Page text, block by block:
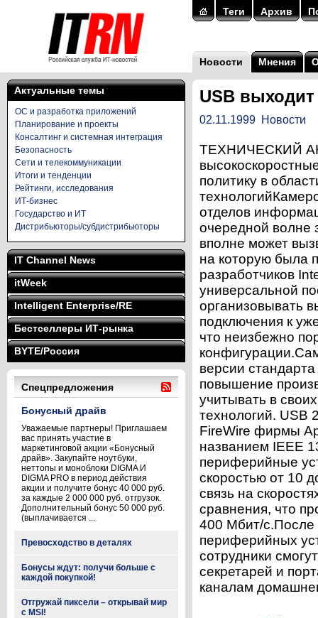
Теги Архив
Новости Мнения
Актуальные темы
ОС и разработка приложений
Планирование и проекты
Консалтинг и системная интеграция
Безопасность
Сети и телекоммуникации
Итоги и тенденции
Рейтинги, исследования
ИТ-бизнес
Государство и ИТ
Дистрибьюторы/субдистрибьюторы
IT Channel News
itWeek
Intelligent Enterprise/RE
Бестселлеры ИТ-рынка
BYTE/Россия
Спецпредложения
Бонусный драйв
Уважаемые партнеры! Приглашаем
вас принять участие в
маркетинговой акции «Бонусный
драйв». Закупайте ноутбуки,
неттопы и моноблоки DIGMA И
DIGMA PRO в период действия
акции и получите бонус 40 000 руб.
за каждые 2 000 000 руб. отгрузок.
Дополнительный бонус 50 000 руб.
(выплачивается ...
Превосходство в деталях
Бонусы ждут: получи больше с
каждой покупкой!
Отгружай пиксели – открывай мир
с MSI!
USB
02.11.1999 Новости
ТЕХНИЧЕСКИЙ
политику в
отделов
очередной волне
вполне может
на которую была
разработчиков
универсальной
организовывать
подключения к
что неизбежно
версии
повышение
учитывать в
технологий. USB
FireWire фирмы
названием IEEE
периферийные
скоростью от 10
связь на
сравнения, что
400 Мбит/с.После
периферийных
сотрудники
секретарей и
каналам